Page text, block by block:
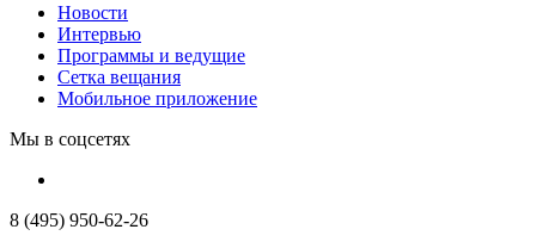
Новости
Интервью
Программы и ведущие
Сетка вещания
Мобильное приложение
Мы в соцсетях
8 (495) 950-62-26